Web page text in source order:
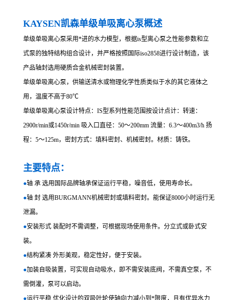
KAYSEN凯森单级单吸离心泵概述
单级单吸离心泵采用*进的水力模型，根据is型离心泵之性能参数和立
式泵的独特结构组合设计，并严格按照国际iso2858进行设计制造，该
产品轴封选用硬质合金机械密封装置。
单级单吸离心泵，供输送清水或物理化学性质类似于水的其它液体之
用，温度不高于80℃
单级单吸离心泵设计特点：IS型系列性能范围按设计点计：转速：
2900r/min或1450r/min 吸入口直径：50～200mm 流量：6.3～400m3/h 扬
程：5～125m，密封方式：填料密封、机械密封。材质：铸铁。
主要特点：
●轴 承 选用国际品牌轴承保证运行平稳，噪音低，使用寿命长。
●轴 封 选用BURGMANN机械密封或填料密封。能保证8000小时运行无
泄漏。
●安装形式 装配时不需调整，可根据现场使用条件。分立式或卧式安
装。
●结构紧凑 外形美观，稳定性好，便于安装。
●加装自吸装置，可实现自动吸水，即不需安装底阀，不需真空泵，不
需倒灌，泵可以启动。